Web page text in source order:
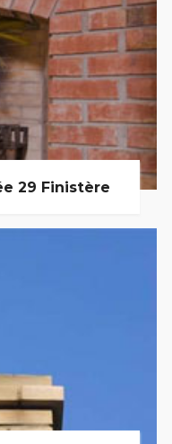
29 Finistère